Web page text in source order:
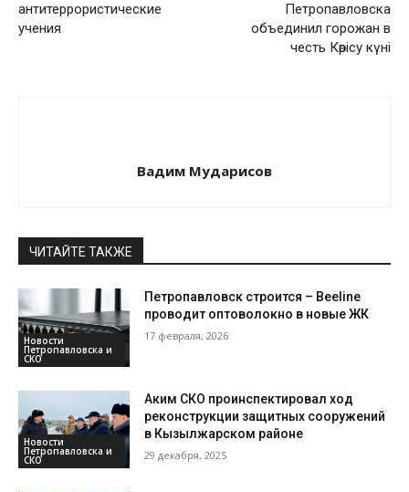
антитеррористические
учения
Петропавловска
объединил горожан в
честь Көрісу күні
Вадим Мударисов
ЧИТАЙТЕ ТАКЖЕ
Новости
Петропавловска и
СКО
Петропавловск строится – Beeline
проводит оптоволокно в новые ЖК
17 февраля, 2026
Новости
Петропавловска и
СКО
Аким СКО проинспектировал ход
реконструкции защитных сооружений
в Кызылжарском районе
29 декабря, 2025